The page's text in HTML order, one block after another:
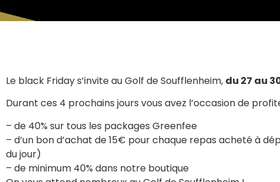
Le black Friday s’invite au Golf de Soufflenheim, du 27 au
Durant ces 4 prochains jours vous avez l’occasion de
– de 40% sur tous les packages Greenfee
– d’un bon d’achat de 15€ pour chaque repas acheté à
du jour)
– de minimum 40% dans notre boutique